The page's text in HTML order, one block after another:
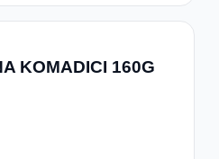
KOMADICI 160G